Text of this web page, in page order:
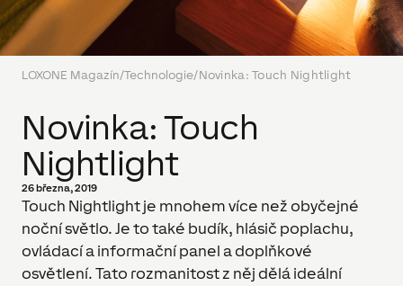
LOXONE Magazín/Technologie/Novinka: Touch Nightlight
Novinka: Touch
Nightlight
26 března, 2019
Touch Nightlight je mnohem více než obyčejné
noční světlo. Je to také budík, hlásič poplachu,
ovládací a informační panel a doplňkové
osvětlení. Tato rozmanitost z něj dělá ideální